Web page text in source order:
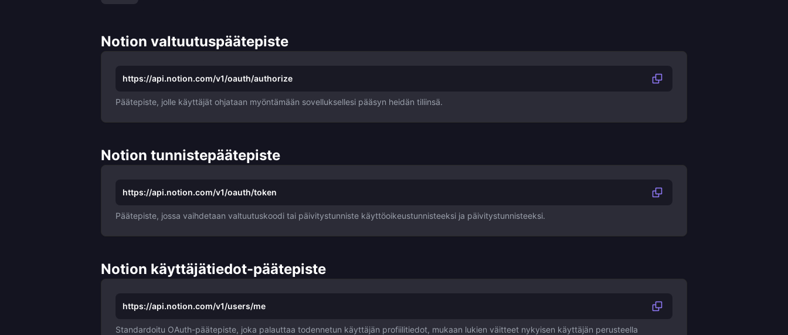
Notion valtuutuspäätepiste
https://api.notion.com/v1/oauth/authorize
Päätepiste, jolle käyttäjät ohjataan myöntämään sovelluksellesi pääsyn heidän tiliinsä.
Notion tunnistepäätepiste
https://api.notion.com/v1/oauth/token
Päätepiste, jossa vaihdetaan valtuutuskoodi tai päivitystunniste käyttöoikeustunnisteeksi ja päivitystunnisteeksi.
Notion käyttäjätiedot-päätepiste
https://api.notion.com/v1/users/me
Standardoitu OAuth-päätepiste, joka palauttaa todennetun käyttäjän profiilitiedot, mukaan lukien väitteet nykyisen käyttäjän perusteella